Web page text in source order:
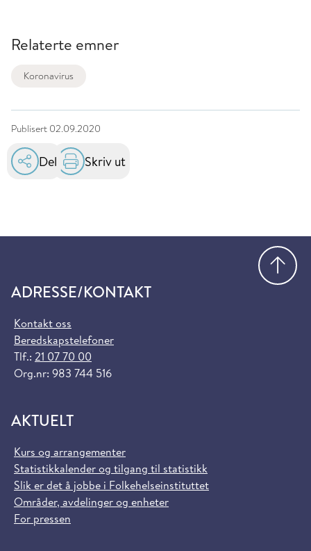
Relaterte emner
Koronavirus
Publisert 02.09.2020
Del Skriv ut
ADRESSE/KONTAKT
Kontakt oss
Beredskapstelefoner
Tlf.: 21 07 70 00
Org.nr: 983 744 516
AKTUELT
Kurs og arrangementer
Statistikkalender og tilgang til statistikk
Slik er det å jobbe i Folkehelseinstituttet
Områder, avdelinger og enheter
For pressen